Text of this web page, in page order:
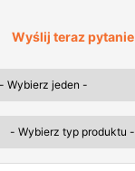
Wyślij teraz pytanie